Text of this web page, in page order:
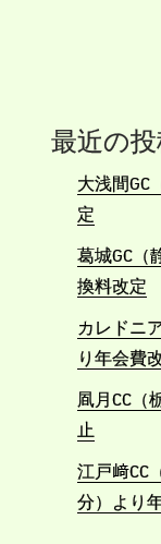
最近の
大浅間GC
定
葛城GC（
換料改定
カレドニ
り年会費
凮月CC（
止
江戸﨑CC
分）より